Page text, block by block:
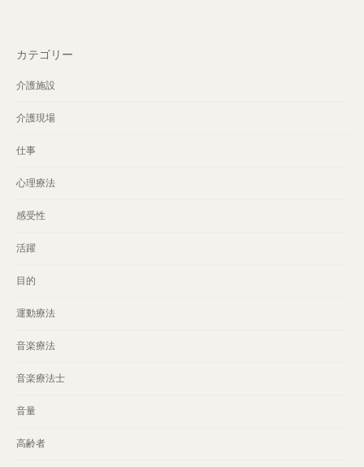
カテゴリー
介護施設
介護現場
仕事
心理療法
感受性
活躍
目的
運動療法
音楽療法
音楽療法士
音量
高齢者